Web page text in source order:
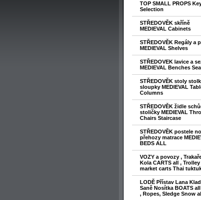
TOP SMALL PROPS
Selection
STŘEDOVĚK skříně
MEDIEVAL Cabinets
STŘEDOVĚK Regály a
MEDIEVAL Shelves
STŘEDOVEK lavice a
MEDIEVAL Benches
STŘEDOVĚK stoly
sloupky MEDIEVAL
Columns
STŘEDOVĚK židle
stoličky MEDIEVAL
Chairs Staircase
STŘEDOVĚK postele
přehozy matrace
BEDS ALL
VOZY a povozy ,
Kola CARTS all , Trolley
market carts Thai
LODĚ Přístav Lana
Saně Nosítka BOATS
, Ropes, Sledge Snow